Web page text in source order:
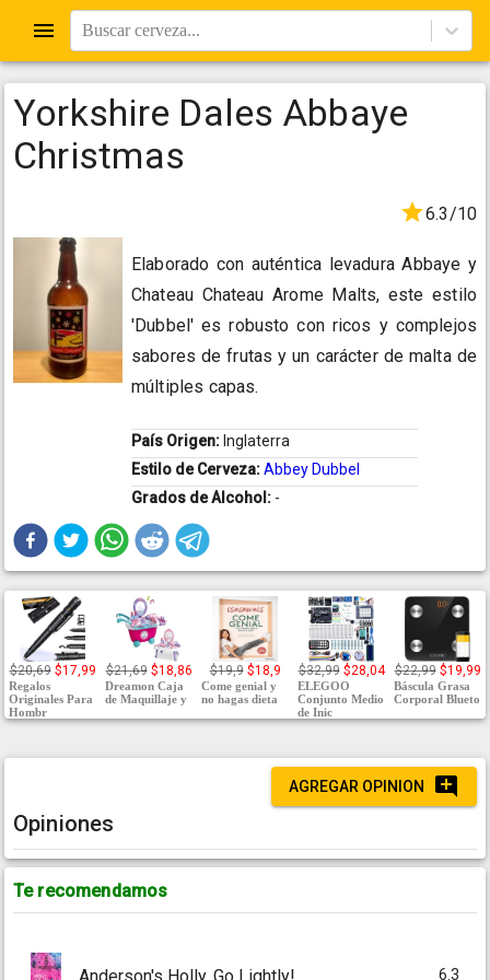
Buscar cerveza...
Yorkshire Dales Abbaye
Christmas
6.3/10
Elaborado con auténtica levadura Abbaye y
Chateau Chateau Arome Malts, este estilo
'Dubbel' es robusto con ricos y complejos
sabores de frutas y un carácter de malta de
múltiples capas.
País Origen: Inglaterra
Estilo de Cerveza:Abbey Dubbel
Grados de Alcohol: -
$20,69 $17,99
Regalos
Originales Para
Hombr
$21,69 $18,86
Dreamon Caja
de Maquillaje y
$19,9 $18,9
Come genial y
no hagas dieta
$32,99 $28,04
ELEGOO
Conjunto Medio
de Inic
$22,99 $19,99
Báscula Grasa
Corporal Blueto
AGREGAR OPINION
Opiniones
Te recomendamos
6.3